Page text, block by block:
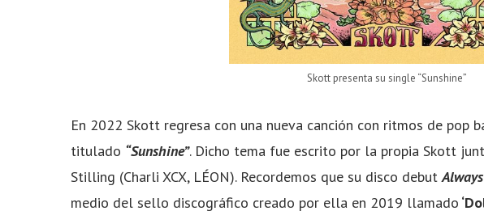
Skott presenta su single “Sunshine”
En 2022 Skott regresa con una nueva canción con ritmos de pop
titulado “Sunshine”. Dicho tema fue escrito por la propia Skott
Stilling (Charli XCX, LÉON). Recordemos que su disco debut
medio del sello discográfico creado por ella en 2019 llamado